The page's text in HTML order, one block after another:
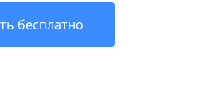
бесплатно